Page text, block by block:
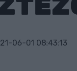
06-01 08:43:13